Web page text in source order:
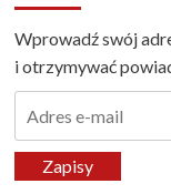
Wprowadź swój
i otrzymywać
mailZapisy